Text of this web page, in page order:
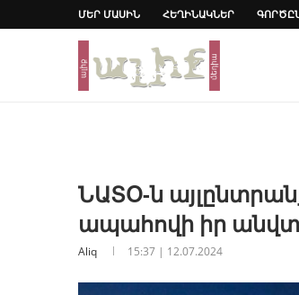
ՄԵՐ ՄԱՍԻՆ ՀԵՂԻՆԱԿՆԵՐ
ՆԱՏՕ-ն
ապահովի իր
Aliq 15:37 | 12.07.2024